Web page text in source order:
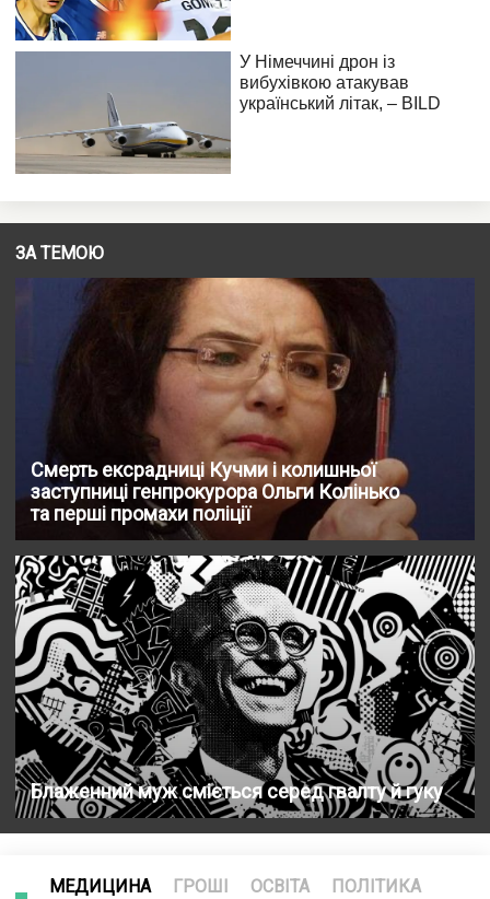
ЗА ТЕМОЮ
Смерть ексрадниці Кучми і колишньої
заступниці генпрокурора Ольги Колінько
та перші промахи поліції
Блаженний муж сміється серед гвалту й гуку
МЕДИЦИНА ГРОШІ ОСВІТА
ПОЛІТИКА